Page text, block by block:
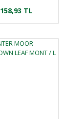
TL